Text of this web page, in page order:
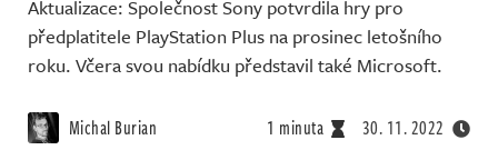
Aktualizace: Společnost Sony potvrdila hry pro
předplatitele PlayStation Plus na prosinec letošního
roku. Včera svou nabídku představil také Microsoft.
Michal Burian 1 minuta 30. 11. 2022